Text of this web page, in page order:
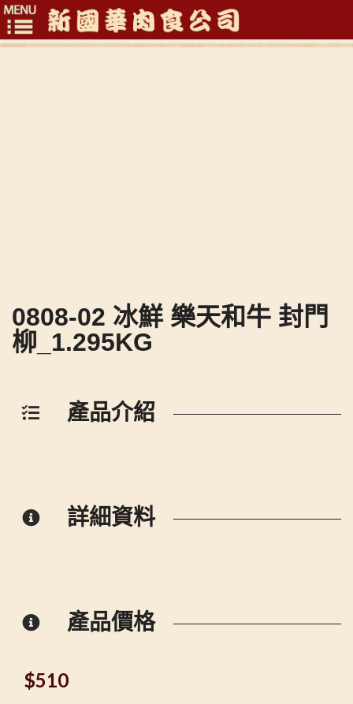
Toggle
0808-02 冰鮮 樂天和牛 封門
柳_1.295KG
產品介紹
詳細資料
產品價格
$510